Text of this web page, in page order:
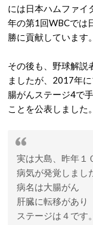
には日本ハムファイ
年の第1回WBCでは
勝に貢献しています。
その後も、野球解説
ましたが、2017年
腸がんステージ4で
ことを公表しました。
実は大島、昨年１
病気が発覚しまし
病名は大腸がん
肝臓に転移があり
ステージは４です。